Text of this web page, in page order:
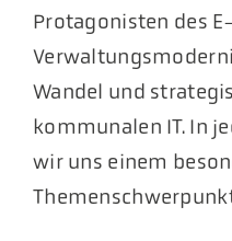
Protagonisten des
Wandel und
kommunalen IT. In
wir uns einem